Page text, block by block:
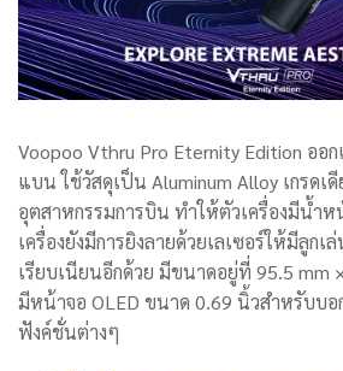
Voopoo Vthru Pro Eternity Edition ออ
แบน ใช้วัสดุเป็น Aluminum Alloy เกรดเ
อุตสาหกรรมการบิน ทำให้ตัวเครื่องมีน้ำห
เครื่องยังมีการยิงลายด้วยเลเซอร์ให้มีลูกเ
เรียบเนียนอีกด้วย มีขนาดอยู่ที่ 95.5 mm
มีหน้าจอ OLED ขนาด 0.69 นิ้วสำหรับบ
ฟังค์ชั่นต่างๆ